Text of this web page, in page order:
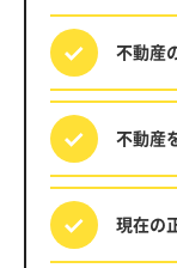
不動産
不動産
現在の